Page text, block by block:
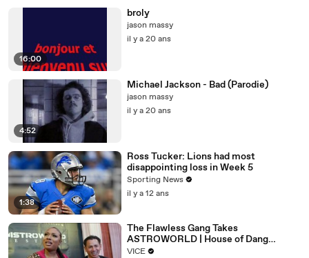
16:00
broly
jason massy
il y a 20 ans
4:52
Michael Jackson - Bad (Parodie)
jason massy
il y a 20 ans
1:38
Ross Tucker: Lions had most
disappointing loss in Week 5
Sporting News
il y a 12 ans
The Flawless Gang Takes
ASTROWORLD | House of Dang
Episode 4
VICE